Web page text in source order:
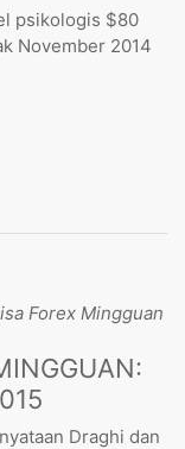
psikologis $80
November 2014
Forex Mingguan
Draghi dan